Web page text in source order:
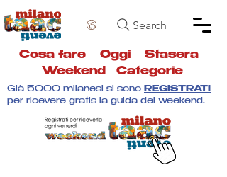
Search
Cosa fare Oggi Stasera
Weekend
Categorie
Già 5000 milanesi si sono REGISTRATI
per ricevere gratis la guida del weekend.